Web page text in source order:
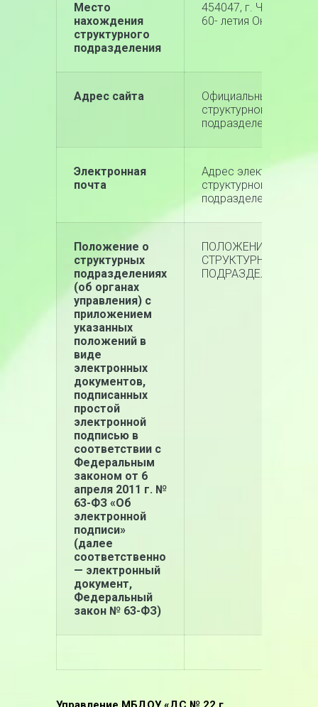
Место
нахождения
структурного
подразделения
454047, г. Челябинск,
60- летия Октября, д.
Адрес сайта
Официальный сайт
структурного
подразделения
Электронная
почта
Адрес электронной
структурного
подразделения
Положение о
структурных
подразделениях
(об органах
управления) с
приложением
указанных
положений в
виде
электронных
документов,
подписанных
простой
электронной
подписью в
соответствии с
Федеральным
законом от 6
апреля 2011 г. №
63-ФЗ «Об
электронной
подписи»
(далее
соответственно
— электронный
документ,
Федеральный
закон № 63-ФЗ)
ПОЛОЖЕНИЕ О
СТРУКТУРНОМ
ПОДРАЗДЕЛЕНИИ